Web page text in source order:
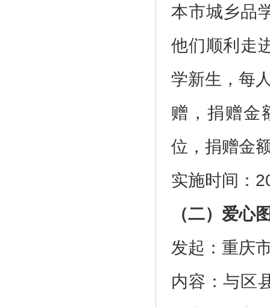
本市城乡品
他们顺利走
学新生，每
赠，捐赠金
位，捐赠金
实施时间：
（二）爱心
发起：重庆
内容：与区